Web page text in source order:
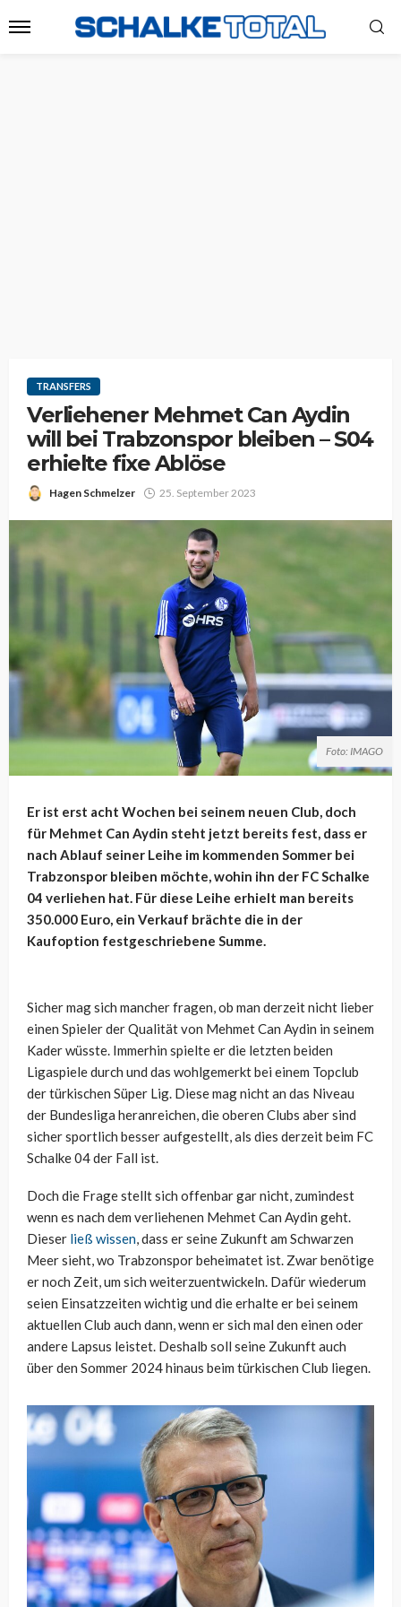
TRANSFERS
Verliehener Mehmet Can Aydin
will bei Trabzonspor bleiben – S04
erhielte fixe Ablöse
Hagen Schmelzer 25. September 2023
Foto: IMAGO
Er ist erst acht Wochen bei seinem neuen Club, doch
für Mehmet Can Aydin steht jetzt bereits fest, dass er
nach Ablauf seiner Leihe im kommenden Sommer bei
Trabzonspor bleiben möchte, wohin ihn der FC Schalke
04 verliehen hat. Für diese Leihe erhielt man bereits
350.000 Euro, ein Verkauf brächte die in der
Kaufoption festgeschriebene Summe.
Sicher mag sich mancher fragen, ob man derzeit nicht lieber
einen Spieler der Qualität von Mehmet Can Aydin in seinem
Kader wüsste. Immerhin spielte er die letzten beiden
Ligaspiele durch und das wohlgemerkt bei einem Topclub
der türkischen Süper Lig. Diese mag nicht an das Niveau
der Bundesliga heranreichen, die oberen Clubs aber sind
sicher sportlich besser aufgestellt, als dies derzeit beim FC
Schalke 04 der Fall ist.
Doch die Frage stellt sich offenbar gar nicht, zumindest
wenn es nach dem verliehenen Mehmet Can Aydin geht.
Dieser ließ wissen, dass er seine Zukunft am Schwarzen
Meer sieht, wo Trabzonspor beheimatet ist. Zwar benötige
er noch Zeit, um sich weiterzuentwickeln. Dafür wiederum
seien Einsatzzeiten wichtig und die erhalte er bei seinem
aktuellen Club auch dann, wenn er sich mal den einen oder
andere Lapsus leistet. Deshalb soll seine Zukunft auch
über den Sommer 2024 hinaus beim türkischen Club liegen.